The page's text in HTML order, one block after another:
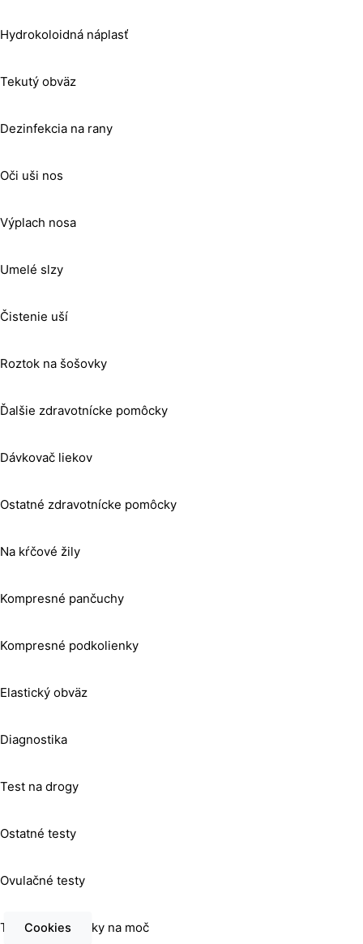
Hydrokoloidná náplasť
Tekutý obväz
Dezinfekcia na rany
Oči uši nos
Výplach nosa
Umelé slzy
Čistenie uší
Roztok na šošovky
Ďalšie zdravotnícke pomôcky
Dávkovač liekov
Ostatné zdravotnícke pomôcky
Na kŕčové žily
Kompresné pančuchy
Kompresné podkolienky
Elastický obväz
Diagnostika
Test na drogy
Ostatné testy
Ovulačné testy
Testovacie prúžky na moč
Cookies